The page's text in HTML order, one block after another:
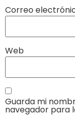
Correo
Web
Guarda mi
navegador para